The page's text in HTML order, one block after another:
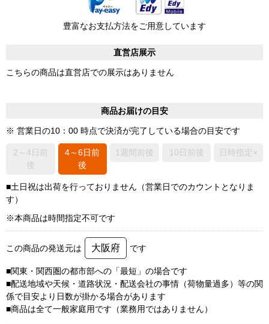
豊富なお支払方法をご用意しています
直営店展示
こちらの商品は直営店での展示はありません
商品お届けの目安
※ 営業日の10：00 時点で決済が完了している場合の目安です
2～4日前
後
4～6日前
後
1週間前後 10日前後 日時指定×
■土日祝は出荷を行っておりません（営業日でのカウントとなりま
す）
※本商品は時間指定不可です
この商品の発送元は 大阪府 です
■関東・関西圏の都市部への「最短」の場合です
■配送地域や天候・道路状況・配送会社の事情（荷物量過多）等の関
係で目安より日数が掛かる場合があります
■商品は全て一般家庭用です（業務用ではありません）